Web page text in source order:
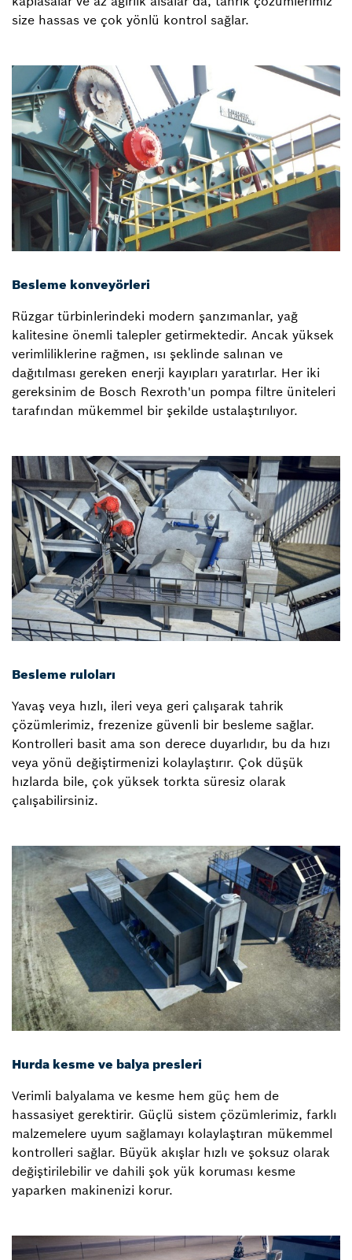
size hassas ve çok yönlü kontrol sağlar.
Besleme konveyörleri
Rüzgar türbinlerindeki modern şanzımanlar, yağ
kalitesine önemli talepler getirmektedir. Ancak yüksek
verimliliklerine rağmen, ısı şeklinde salınan ve
dağıtılması gereken enerji kayıpları yaratırlar. Her iki
gereksinim de Bosch Rexroth'un pompa filtre üniteleri
tarafından mükemmel bir şekilde ustalaştırılıyor.
Besleme ruloları
Yavaş veya hızlı, ileri veya geri çalışarak tahrik
çözümlerimiz, frezenize güvenli bir besleme sağlar.
Kontrolleri basit ama son derece duyarlıdır, bu da hızı
veya yönü değiştirmenizi kolaylaştırır. Çok düşük
hızlarda bile, çok yüksek torkta süresiz olarak
çalışabilirsiniz.
Hurda kesme ve balya presleri
Verimli balyalama ve kesme hem güç hem de
hassasiyet gerektirir. Güçlü sistem çözümlerimiz, farklı
malzemelere uyum sağlamayı kolaylaştıran mükemmel
kontrolleri sağlar. Büyük akışlar hızlı ve şoksuz olarak
değiştirilebilir ve dahili şok yük koruması kesme
yaparken makinenizi korur.